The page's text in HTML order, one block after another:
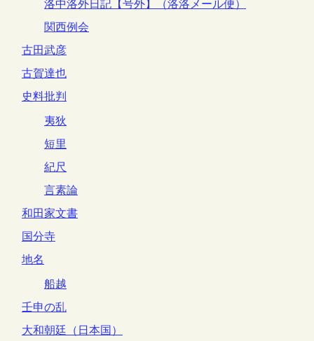
洛中洛外日記【号外】（洛洛メール便）
関西例会
古田武彦
古賀達也
史料批判
夷狄
短里
紀尺
言素論
和田家文書
国分寺
地名
船越
壬申の乱
大和朝廷（日本国）